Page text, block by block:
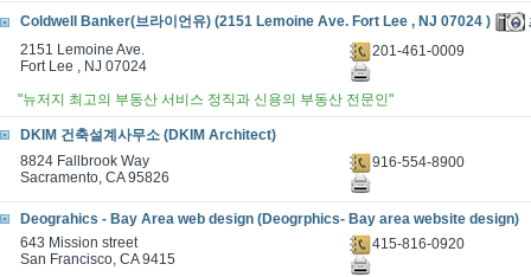
Coldwell Banker(브라이언유) (2151 Lemoine Ave. Fort Lee , NJ 07024 )
2151 Lemoine Ave.
Fort Lee , NJ 07024
201-461-0009
"뉴저지 최고의 부동산 서비스 정직과 신용의 부동산 전문인"
DKIM 건축설계사무소 (DKIM Architect)
8824 Fallbrook Way
Sacramento, CA 95826
916-554-8900
Deograhics - Bay Area web design (Deogrphics- Bay area website design)
643 Mission street
San Francisco, CA 9415
415-816-0920